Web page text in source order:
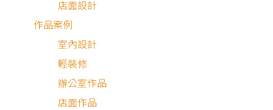
店面設計
作品案例
室內設計
輕裝修
辦公室作品
店面作品